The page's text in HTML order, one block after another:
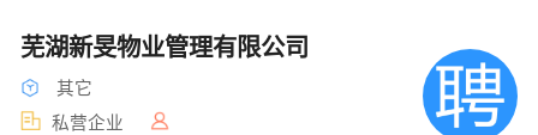
芜湖新旻物业管理有限公司
其它
私营企业